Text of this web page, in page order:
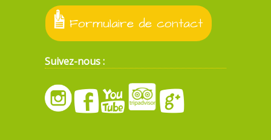
Formulaire de contact
Suivez-nous :